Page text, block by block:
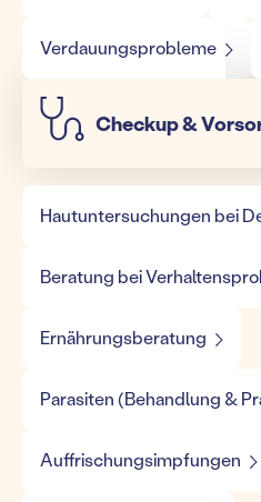
Verdauungsprobleme
Checkup &
Hautuntersuchungen bei
Beratung bei
Ernährungsberatung
Parasiten (Behandlung &
Auffrischungsimpfungen